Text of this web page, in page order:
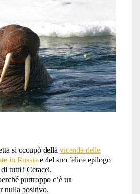
si occupò della vicenda delle
in Russia e del suo felice epilogo
tutti i Cetacei.
purtroppo c’è un
nulla positivo.